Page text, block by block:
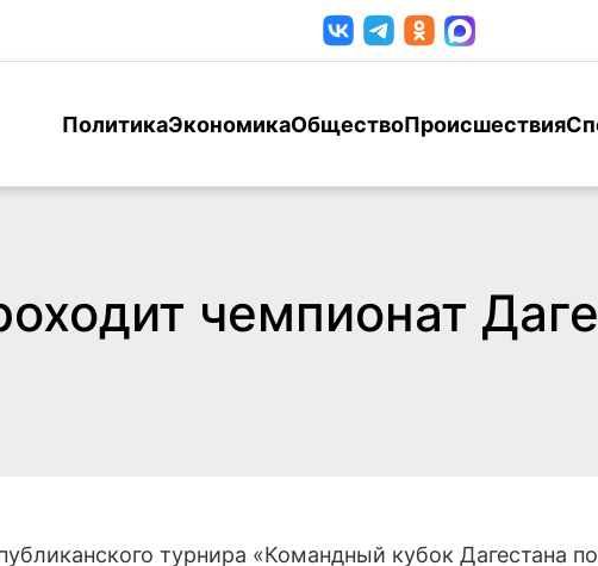
ПолитикаЭкономикаОбществоПроисшествия
чемпионат
турнира «Командный кубок Дагестана по